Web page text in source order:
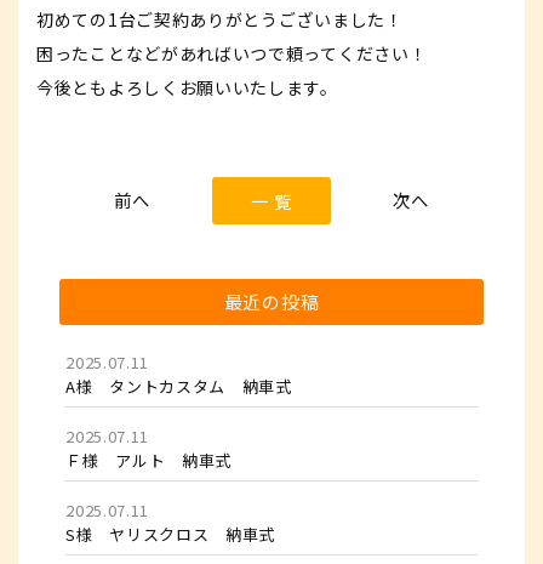
初めての1台ご契約ありがとうございました！
困ったことなどがあればいつで頼ってください！
今後ともよろしくお願いいたします。
一 覧
最近の投稿
2025.07.11
A様 タントカスタム 納車式
2025.07.11
Ｆ様 アルト 納車式
2025.07.11
S様 ヤリスクロス 納車式